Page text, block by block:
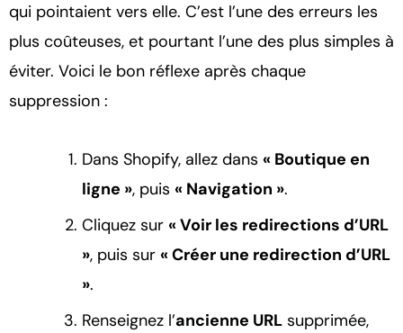
qui pointaient vers elle. C’est l’une des erreurs les
plus coûteuses, et pourtant l’une des plus simples à
éviter. Voici le bon réflexe après chaque
suppression :
Dans Shopify, allez dans « Boutique en
ligne », puis « Navigation ».
Cliquez sur « Voir les redirections d’URL
», puis sur « Créer une redirection d’URL
».
Renseignez l’ancienne URL supprimée,